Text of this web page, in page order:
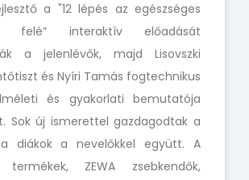
a "12 lépés az egészséges
felé” interaktív előadását
a jelenlévők, majd Lisovszki
és Nyíri Tamás fogtechnikus
és gyakorlati bemutatója
Sok új ismerettel gazdagodtak a
diákok a nevelőkkel együtt. A
termékek, ZEWA zsebkendők,